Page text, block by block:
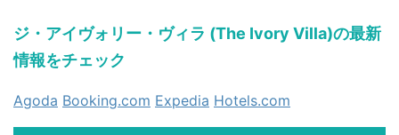
ジ・アイヴォリー・ヴィラ (The Ivory Villa)の最新
情報をチェック
Agoda Booking.com Expedia Hotels.com